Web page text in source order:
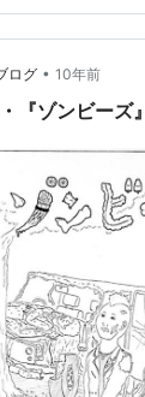
紙の袋に入って
ッコいい！ こ
（笑）。 U.K.
ログ • 10年前
『ゾンビーズ』